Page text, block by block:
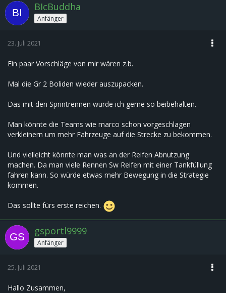
BIcBuddha
Anfänger
23. Juli 2021
Ein paar Vorschläge von mir wären z.b.
Mal die Gr 2 Boliden wieder auszupacken.
Das mit den Sprintrennen würde ich gerne so beibehalten.
Man könnte die Teams wie marco schon vorgeschlagen
verkleinern um mehr Fahrzeuge auf die Strecke zu bekommen.
Und vielleicht könnte man was an der Reifen Abnutzung
machen. Da man viele Rennen Sw Reifen mit einer Tankfüllung
fahren kann. So würde etwas mehr Bewegung in die Strategie
kommen.
Das sollte fürs erste reichen.
gsportl9999
Anfänger
25. Juli 2021
Hallo Zusammen,